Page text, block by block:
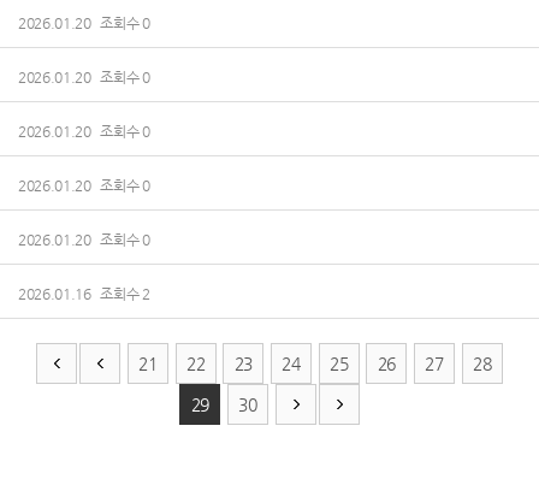
2026.01.20 조회수 0
2026.01.20 조회수 0
2026.01.20 조회수 0
2026.01.20 조회수 0
2026.01.20 조회수 0
2026.01.16 조회수 2
21 22 23 24 25 26 27 28
29 30